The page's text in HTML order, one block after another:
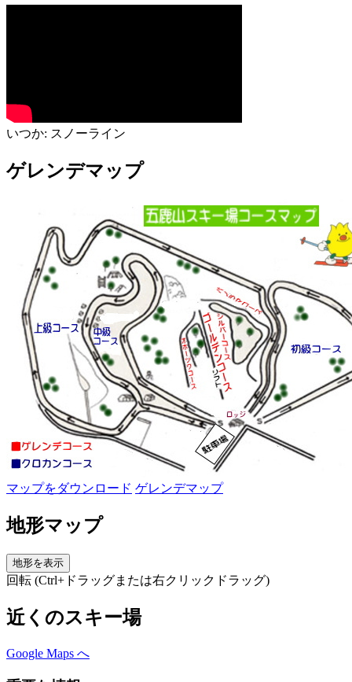
いつか: スノーライン
ゲレンデマップ
マップをダウンロード ゲレンデマップ
地形マップ
地形を表示
回転 (Ctrl+ドラッグまたは右クリックドラッグ)
近くのスキー場
Google Maps へ